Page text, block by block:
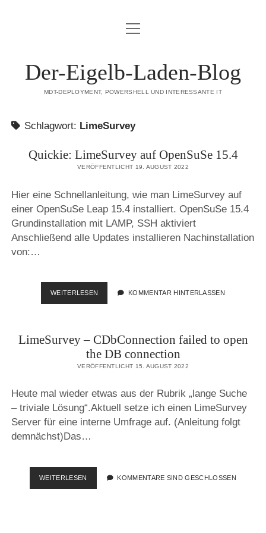
DATENSCHUTZERKLÄRUNG
Menü
öffnen
Der-Eigelb-Laden-Blog
MDT-DEPLOYMENT, POWERSHELL UND INTERESSANTE IT
Schlagwort: LimeSurvey
Quickie: LimeSurvey auf OpenSuSe 15.4
VERÖFFENTLICHT 19. AUGUST 2022
Hier eine Schnellanleitung, wie man LimeSurvey auf
einer OpenSuSe Leap 15.4 installiert. OpenSuSe 15.4
Grundinstallation mit LAMP, SSH aktiviert
Anschließend alle Updates installieren Nachinstallation
von:…
WEITERLESEN QUICKIE:
LIMESURVEY
15.4
KOMMENTAR HINTERLASSEN
LimeSurvey – CDbConnection failed to open
the DB connection
VERÖFFENTLICHT 15. AUGUST 2022
Heute mal wieder etwas aus der Rubrik „lange Suche
– triviale Lösung“.Aktuell setze ich einen LimeSurvey
Server für eine interne Umfrage auf. (Anleitung folgt
demnächst)Das…
WEITERLESEN LIMESURVEY
–
KOMMENTARE SIND GESCHLOSSEN